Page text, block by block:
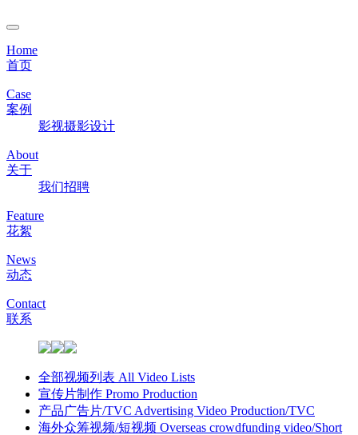
Home
首页
Case
案例
影视摄影设计
About
关于
我们招聘
Feature
花絮
News
动态
Contact
联系
全部视频列表 All Video Lists
宣传片制作 Promo Production
产品广告片/TVC Advertising Video Production/TVC
海外众筹视频/短视频 Overseas crowdfunding video/Short